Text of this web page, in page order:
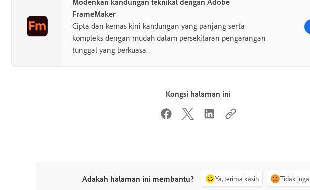
Modenkan kandungan teknikal dengan Adobe
FrameMaker
Cipta dan kemas kini kandungan yang panjang serta
kompleks dengan mudah dalam persekitaran pengarangan
tunggal yang berkuasa.
Kongsi halaman ini
Adakah halaman ini membantu? Ya, terima kasih Tidak juga